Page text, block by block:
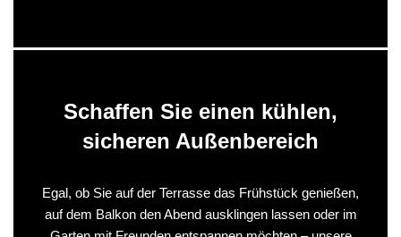
Schaffen Sie einen kühlen,
sicheren Außenbereich
Egal, ob Sie auf der Terrasse das Frühstück genießen,
auf dem Balkon den Abend ausklingen lassen oder im